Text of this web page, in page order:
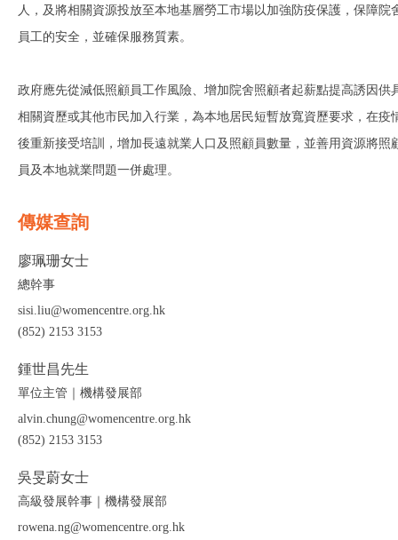
人，及將相關資源投放至本地基層勞工市場以加強防疫保護，保障院
員工的安全，並確保服務質素。
政府應先從減低照顧員工作風險、增加院舍照顧者起薪點提高誘因供
相關資歷或其他市民加入行業，為本地居民短暫放寬資歷要求，在疫
後重新接受培訓，增加長遠就業人口及照顧員數量，並善用資源將照
員及本地就業問題一併處理。
傳媒查詢
廖珮珊女士
總幹事
sisi.liu@womencentre.org.hk
(852) 2153 3153
鍾世昌先生
單位主管｜機構發展部
alvin.chung@womencentre.org.hk
(852) 2153 3153
吳旻蔚女士
高級發展幹事｜機構發展部
rowena.ng@womencentre.org.hk